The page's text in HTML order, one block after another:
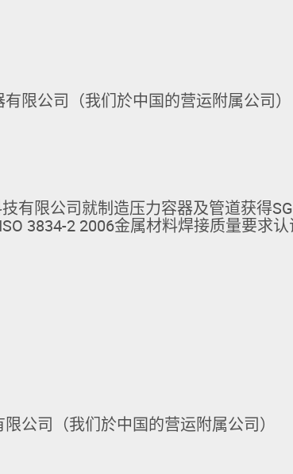
限公司（我们於中国的营运附属公司）
有限公司就制造压力容器及管道获得
3834-2 2006金属材料焊接质量要求
公司（我们於中国的营运附属公司）